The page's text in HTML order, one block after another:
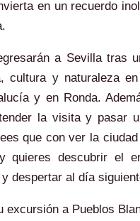
en un recuerdo
a Sevilla tras
cultura y naturaleza
y en Ronda.
la visita y pasar
que con ver la
quieres descubrir el
despertar al día
excursión a Pueblos